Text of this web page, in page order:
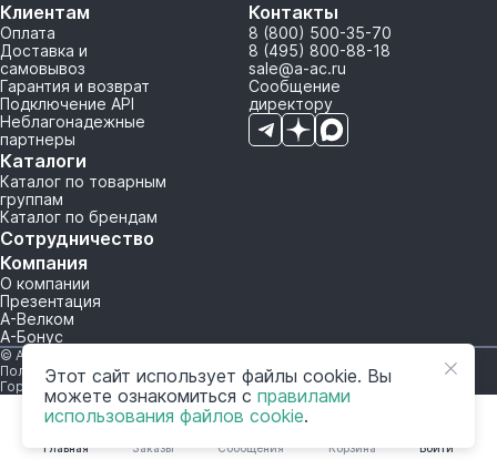
Главная Войти
Заказы Сообщения Корзина
Клиентам
Оплата
Доставка и
самовывоз
Гарантия и возврат
Подключение API
Неблагонадежные
партнеры
Каталоги
Каталог по товарным
группам
Каталог по брендам
Сотрудничество
Компания
О компании
Презентация
А-Велком
А-Бонус
Контакты
8 (800) 500-35-70
8 (495) 800-88-18
sale@a-ac.ru
Сообщение
директору
© A-AC.RU 2015-2026. Все права защищены.
Политика обработки персональных данных
Горячая линия корпоративного регулирования и контроля
Этот сайт использует файлы cookie. Вы
можете ознакомиться с правилами
использования файлов cookie.